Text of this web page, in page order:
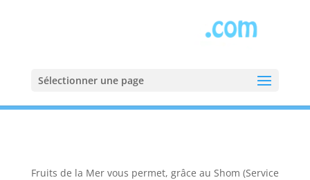
Sélectionner une page
Fruits de la Mer vous permet, grâce au Shom (Service